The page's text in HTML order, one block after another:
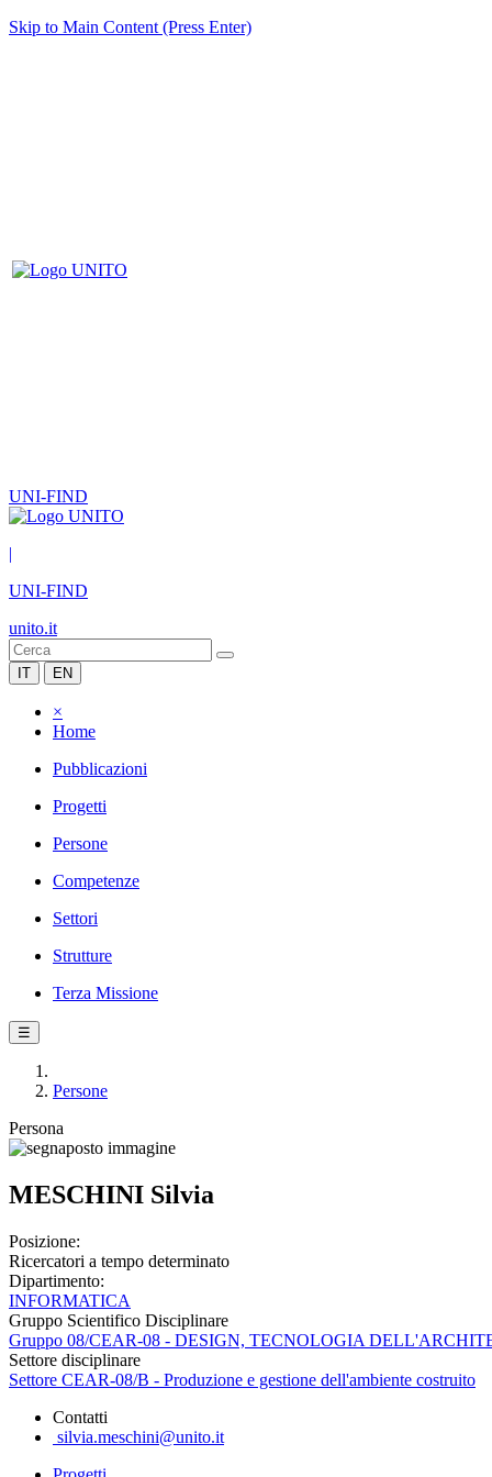
Skip to Main Content (Press Enter)
UNI-FIND
|
UNI-FIND
unito.it
IT EN
×
Home
Pubblicazioni
Progetti
Persone
Competenze
Settori
Strutture
Terza Missione
☰
Persone
Persona
MESCHINI Silvia
Posizione:
Ricercatori a tempo determinato
Dipartimento:
INFORMATICA
Gruppo Scientifico Disciplinare
Gruppo 08/CEAR-08 - DESIGN, TECNOLOGIA
Settore disciplinare
Settore CEAR-08/B - Produzione e gestione dell'ambiente costruito
Contatti
silvia.meschini@unito.it